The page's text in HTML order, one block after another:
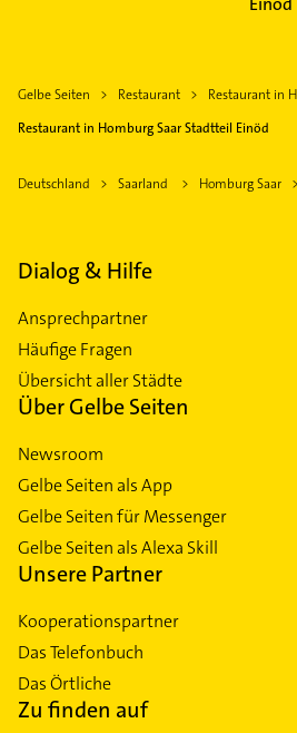
Gelbe Seiten Restaurant
Restaurant in
Restaurant in Homburg Saar Stadtteil Einöd
Deutschland Saarland Homburg Saar
Dialog & Hilfe
Ansprechpartner
Häufige Fragen
Übersicht aller Städte
Über Gelbe Seiten
Newsroom
Gelbe Seiten als App
Gelbe Seiten für Messenger
Gelbe Seiten als Alexa Skill
Unsere Partner
Kooperationspartner
Das Telefonbuch
Das Örtliche
Zu finden auf